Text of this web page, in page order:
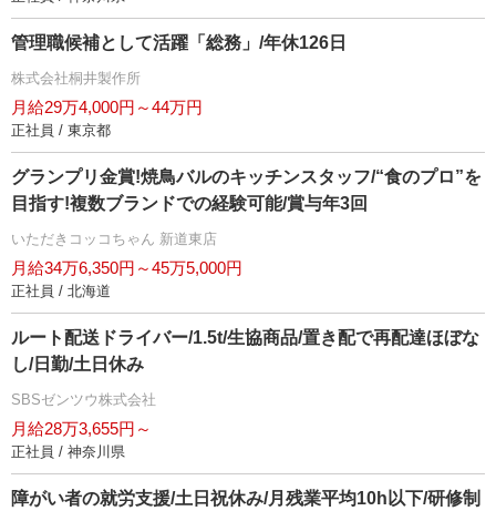
管理職候補として活躍「総務」/年休126日
株式会社桐井製作所
月給29万4,000円～44万円
正社員 / 東京都
グランプリ金賞!焼鳥バルのキッチンスタッフ/“食のプロ”を
目指す!複数ブランドでの経験可能/賞与年3回
いただきコッコちゃん 新道東店
月給34万6,350円～45万5,000円
正社員 / 北海道
ルート配送ドライバー/1.5t/生協商品/置き配で再配達ほぼな
し/日勤/土日休み
SBSゼンツウ株式会社
月給28万3,655円～
正社員 / 神奈川県
障がい者の就労支援/土日祝休み/月残業平均10h以下/研修制